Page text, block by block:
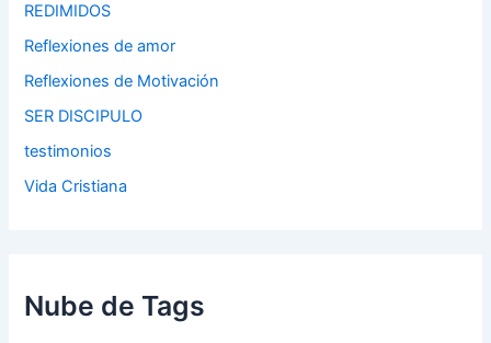
REDIMIDOS
Reflexiones de amor
Reflexiones de Motivación
SER DISCIPULO
testimonios
Vida Cristiana
Nube de Tags